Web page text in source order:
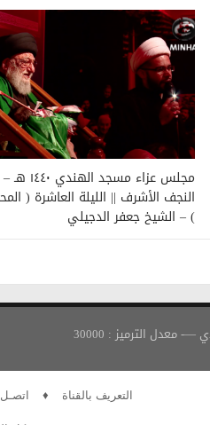
مجلس عزاء مسجد الهندي ١٤٤٠ هـ –
النجف الأشرف || الليلة العاشرة (
) – الشيخ جعفر الدجيلي
التعريف بالقناة ♦ اتصـل